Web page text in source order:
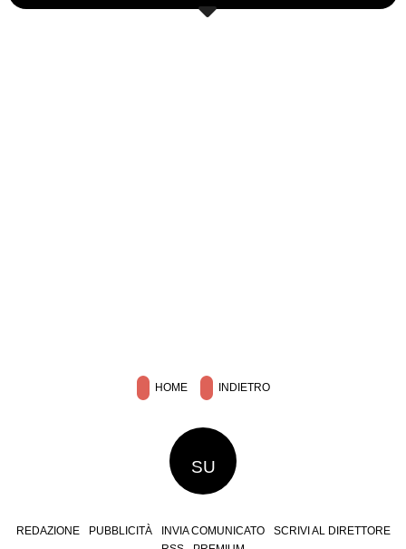
HOME INDIETRO
SU
REDAZIONE PUBBLICITÀ INVIA COMUNICATO
SCRIVI AL DIRETTORE